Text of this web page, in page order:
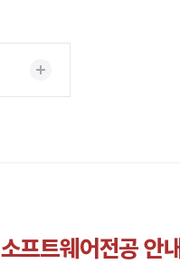
소프트웨어전공 안내